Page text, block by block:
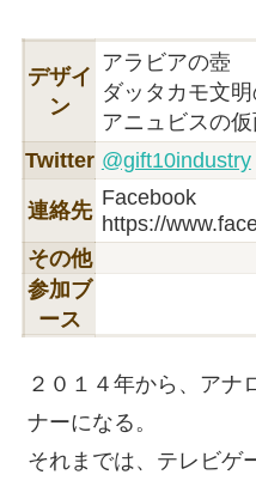
デザイ
ン
アラビアの壺
ダッタカモ文
アニュビスの
Twitter @gift10industry
連絡先
Facebook
https://
その他
参加ブ
ース
２０１４年から、アナ
ナーになる。
それまでは、テレビゲ